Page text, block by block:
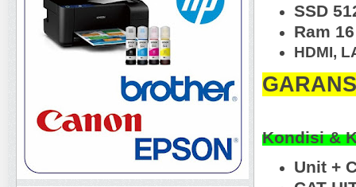
SSD
Ram
HDMI,
Kondisi &
Unit +